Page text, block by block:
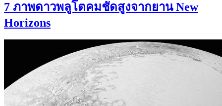
7 ภาพดาวพลูโตคมชัดสูงจากยาน New
Horizons